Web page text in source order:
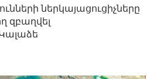
ներկայացուցիչները
զբաղվել